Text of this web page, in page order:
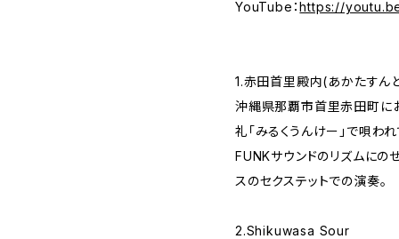
YouTube：https://
1.赤田首里殿内(あかたすん
沖縄県那覇市首里赤田町に
礼「みるくうんけー」で唄わ
FUNKサウンドのリズムにの
スのセクステットでの演奏。
2.Shikuwasa Sour